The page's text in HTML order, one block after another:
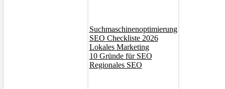
Suchmaschinenoptimierung
SEO Checkliste 2026
Lokales Marketing
10 Gründe für SEO
Regionales SEO